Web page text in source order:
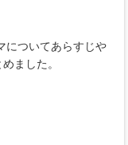
についてあらすじや
ました。